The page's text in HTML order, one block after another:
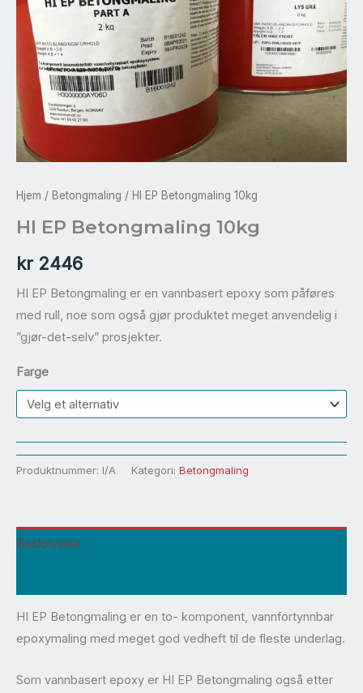
Hjem / Betongmaling / HI EP Betongmaling 10kg
HI EP Betongmaling 10kg
kr 2446
HI EP Betongmaling er en vannbasert epoxy som påføres
med rull, noe som også gjør produktet meget anvendelig i
”gjør-det-selv” prosjekter.
Farge
Produktnummer: I/A Kategori: Betongmaling
Beskrivelse
HI EP Betongmaling er en to- komponent, vannfortynnbar
epoxymaling med meget god vedheft til de fleste underlag.
Som vannbasert epoxy er HI EP Betongmaling også etter